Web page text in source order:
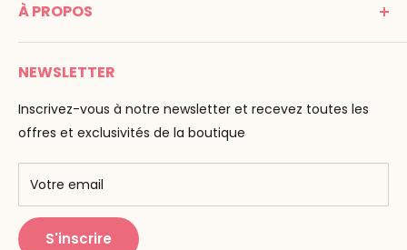
Tél : 05 53 61 21 26
Email :info@montessori-spirit.com
Mentions légales
Paiement
Livraison
F.A.Q
À PROPOS
Montessori Spirit
Maria Montessori
La pédagogie
Nos marques
Centres de formation
Public Montessori
NEWSLETTER
Inscrivez-vous à notre newsletter et recevez toutes les
offres et exclusivités de la boutique
Votre email
S'inscrire